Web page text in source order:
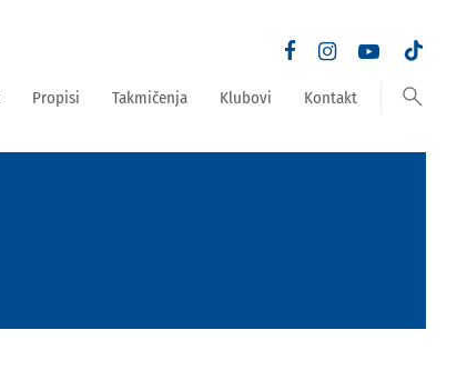
Propisi Takmičenja Klubovi Kontakt search